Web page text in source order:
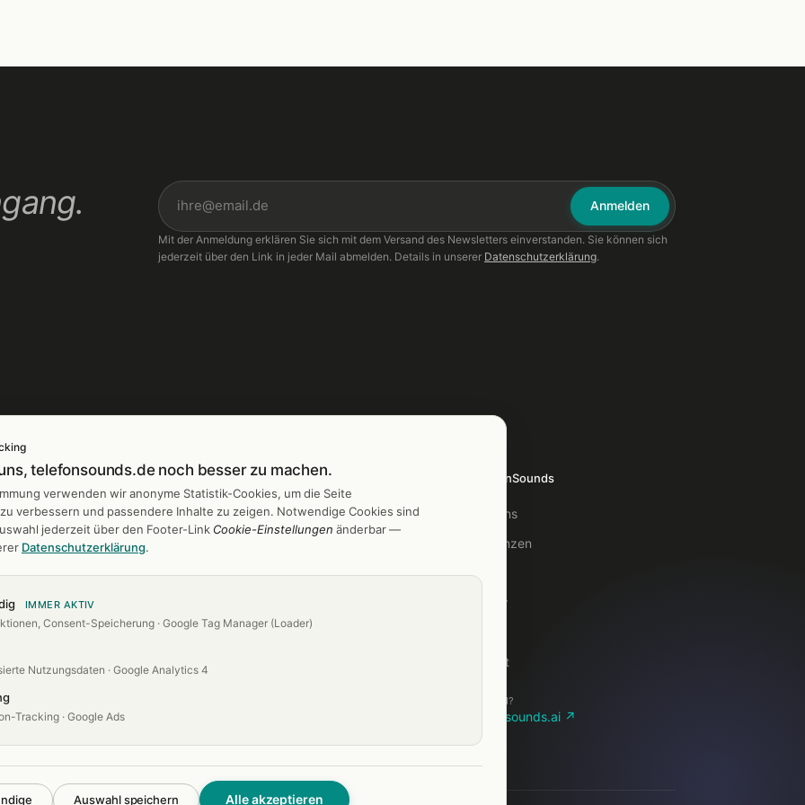
Anmelden
Mit der Anmeldung erklären Sie sich mit dem Versand des Newsletters einverstanden. Sie können sich
jederzeit über den Link in jeder Mail abmelden. Details in unserer Datenschutzerklärung.
entwerfen
Branchen
Banken & Sparkassen
Hotels & Gastro
Kanzleien
TelefonSounds
Über uns
Referenzen
Blog
Glossar
Kontakt
Lieber KI?
telefonsounds.ai ↗
telefonsounds.de noch besser zu machen.
verwenden wir anonyme Statistik-Cookies, um die Seite
verbessern und passendere Inhalte zu zeigen. Notwendige Cookies sind
jederzeit über den Footer-Link Cookie-Einstellungen änderbar —
Datenschutzerklärung.
IMMER AKTIV
Consent-Speicherung · Google Tag Manager (Loader)
Nutzungsdaten · Google Analytics 4
Tracking · Google Ads
Auswahl speichern Alle akzeptieren